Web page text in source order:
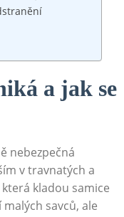
a jak se
nebezpečná
v travnatých a
kladou samice
savců, ale